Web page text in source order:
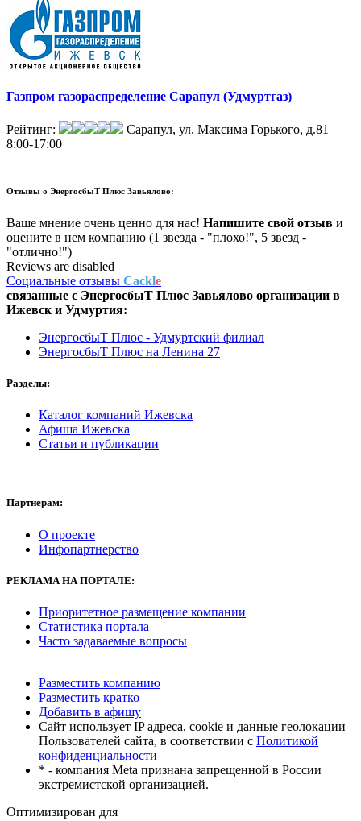
Газпром газораспределение Сарапул (Удмуртгаз)
Рейтинг:
Сарапул, ул. Максима Горького, д.81
8:00-17:00
Отзывы о ЭнергосбыТ Плюс Завьялово:
Ваше мнение очень ценно для нас! Напишите свой отзыв и
оцените в нем компанию (1 звезда - "плохо!", 5 звезд -
"отлично!")
Reviews are disabled
Социальные отзывы Cackle
связанные с ЭнергосбыТ Плюс Завьялово организации в
Ижевск и Удмуртия:
ЭнергосбыТ Плюс - Удмуртский филиал
ЭнергосбыТ Плюс на Ленина 27
Разделы:
Каталог компаний Ижевска
Афиша Ижевска
Статьи и публикации
Партнерам:
О проекте
Инфопартнерство
РЕКЛАМА НА ПОРТАЛЕ:
Приоритетное размещение компании
Статистика портала
Часто задаваемые вопросы
Разместить компанию
Разместить кратко
Добавить в афишу
Сайт использует IP адреса, cookie и данные геолокации
Пользователей сайта, в соответствии с Политикой
конфиденциальности
* - компания Meta признана запрещенной в России
экстремистской организацией.
Оптимизирован для